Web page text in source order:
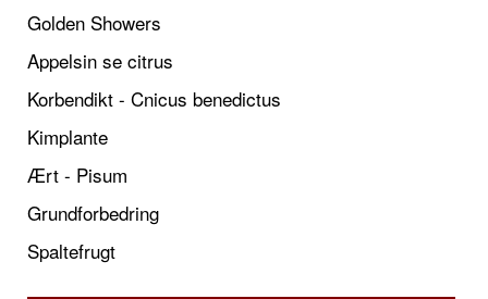
Golden Showers
Appelsin se citrus
Korbendikt - Cnicus benedictus
Kimplante
Ært - Pisum
Grundforbedring
Spaltefrugt